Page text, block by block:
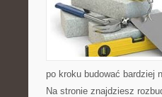
po kroku budować bardziej
Na stronie znajdziesz